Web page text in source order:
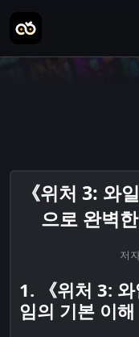
《위처 3: 와
으로 완벽
저
1. 《위처 3:
임의 기본 이해